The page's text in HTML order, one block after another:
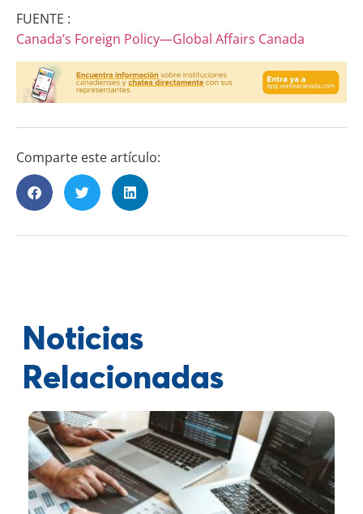
FUENTE :
Canada’s Foreign Policy—Global Affairs Canada
Comparte este artículo:
Noticias
Relacionadas